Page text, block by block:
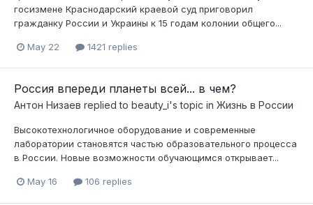
госизмене Краснодарский краевой суд приговорил
гражданку России и Украины к 15 годам колонии общего...
May 22 1421 replies
Россия впереди планеты всей... в чем?
Антон Низаев replied to beauty_i's topic in Жизнь в России
Высокотехнологичное оборудование и современные
лаборатории становятся частью образовательного процесса
в России. Новые возможности обучающимся открывает...
May 16 106 replies